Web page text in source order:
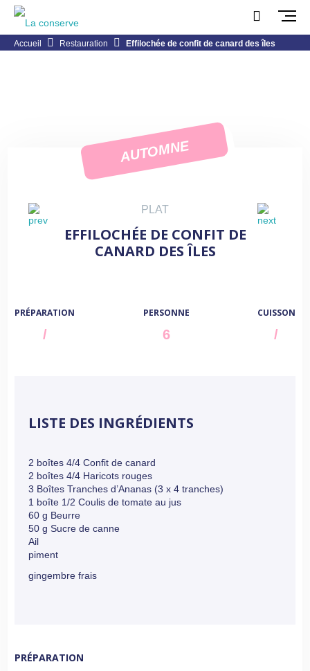
Accueil Restauration Effilochée de confit de canard des îles
AUTOMNE
PLAT
EFFILOCHÉE DE CONFIT DE
CANARD DES ÎLES
PRÉPARATION
/
PERSONNE
6
CUISSON
/
LISTE DES INGRÉDIENTS
2 boîtes 4/4 Confit de canard
2 boîtes 4/4 Haricots rouges
3 Boîtes Tranches d’Ananas (3 x 4 tranches)
1 boîte 1/2 Coulis de tomate au jus
60 g Beurre
50 g Sucre de canne
Ail
piment
gingembre frais
PRÉPARATION